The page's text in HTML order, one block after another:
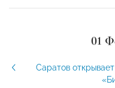
01
Саратов